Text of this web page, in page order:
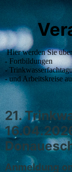
Hier werden Sie über
- Fortbildungen
-
- und Arbeitskreise
21.
Anmeldung